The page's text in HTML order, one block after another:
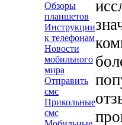
Обзоры
планшетов
Инструкции
к телефонам
Новости
мобильного
мира
Отправить
смс
Прикольные
смс